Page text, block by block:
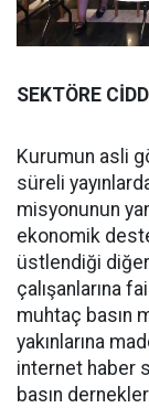
SEKTÖRE
Kurumun asli
süreli
misyonunun
ekonomik
üstlendiği diğer
çalışanlarına
muhtaç basın
yakınlarına
internet haber
basın